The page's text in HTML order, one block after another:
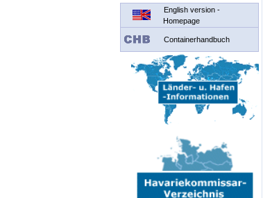
English version -
Homepage
Containerhandbuch